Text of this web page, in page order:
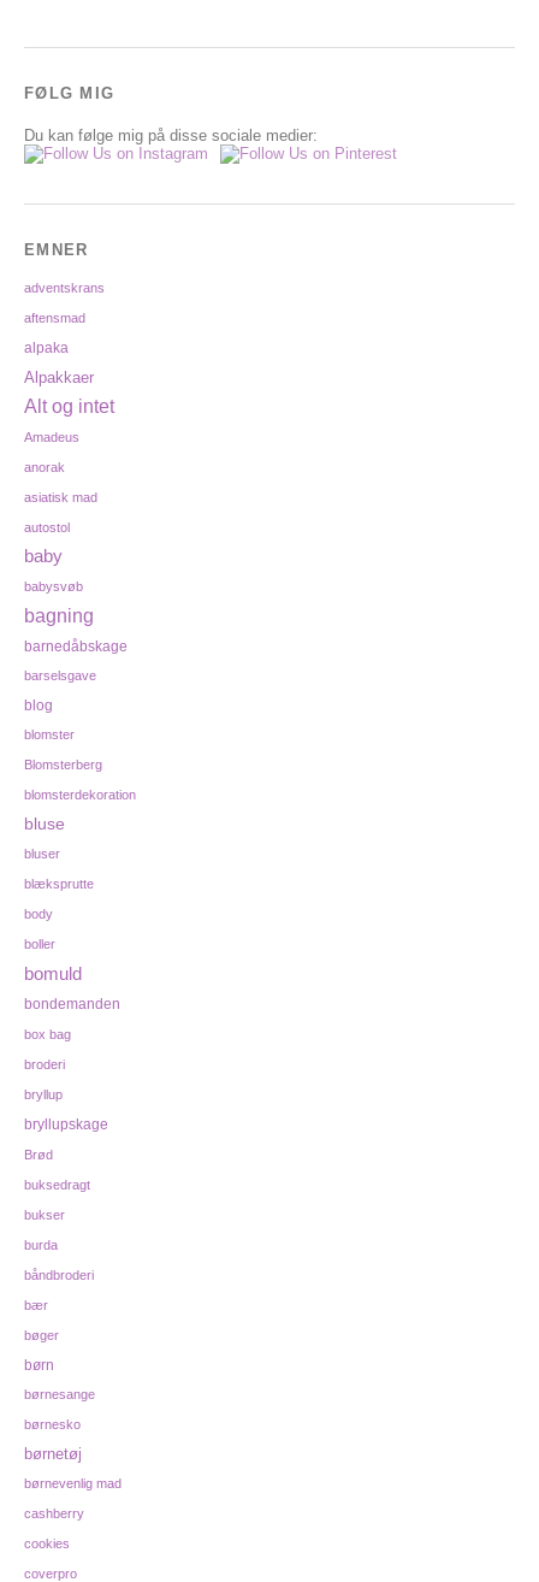
FØLG MIG
Du kan følge mig på disse sociale medier:
EMNER
adventskrans
aftensmad
alpaka
Alpakkaer
Alt og intet
Amadeus
anorak
asiatisk mad
autostol
baby
babysvøb
bagning
barnedåbskage
barselsgave
blog
blomster
Blomsterberg
blomsterdekoration
bluse
bluser
blæksprutte
body
boller
bomuld
bondemanden
box bag
broderi
bryllup
bryllupskage
Brød
buksedragt
bukser
burda
båndbroderi
bær
bøger
børn
børnesange
børnesko
børnetøj
børnevenlig mad
cashberry
cookies
coverpro